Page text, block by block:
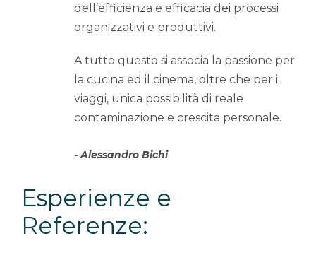
dell’efficienza e efficacia dei processi
organizzativi e produttivi.
A tutto questo si associa la passione per
la cucina ed il cinema, oltre che per i
viaggi, unica possibilità di reale
contaminazione e crescita personale.
Alessandro Bichi
Esperienze e
Referenze: